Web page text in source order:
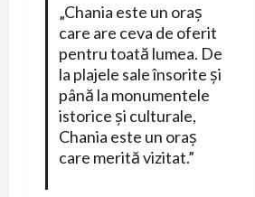
„Chania este un oraș
care are ceva de oferit
pentru toată lumea. De
la plajele sale însorite și
până la monumentele
istorice și culturale,
Chania este un oraș
care merită vizitat.”